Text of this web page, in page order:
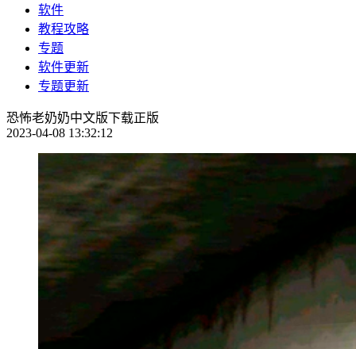
软件
教程攻略
专题
软件更新
专题更新
恐怖老奶奶中文版下载正版
2023-04-08 13:32:12